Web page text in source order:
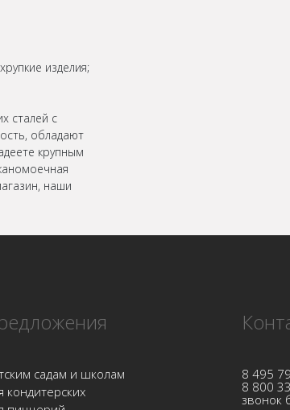
изделия;
сталей с
обладают
крупным
наши
садам и школам
кондитерских
8 495
8 800
звонок